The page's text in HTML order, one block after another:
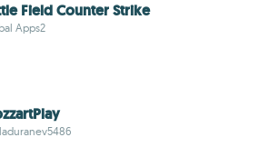
Field Counter Strike
Apps2